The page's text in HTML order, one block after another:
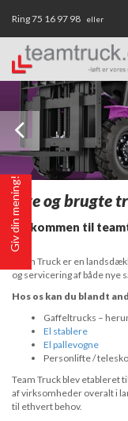
Ring75 16 97 98 eller
Nye og brugte
Velkommen til
Team Truck er en
og servicering af både nye
Hos os kan du blandt
Gaffeltrucks –
El stablere
El pallevogne
Personlifte /
Team Truck blev etableret
af virksomheder overalt i
til ethvert behov.
Giv din mening!